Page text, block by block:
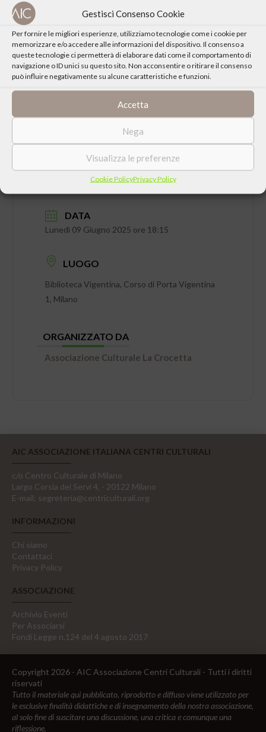
Gestisci Consenso Cookie
Per fornire le migliori esperienze, utilizziamo tecnologie come i cookie per
memorizzare e/o accedere alle informazioni del dispositivo. Il consenso a
queste tecnologie ci permetterà di elaborare dati come il comportamento di
navigazione o ID unici su questo sito. Non acconsentire o ritirare il consenso
può influire negativamente su alcune caratteristiche e funzioni.
Accetta
Nega
Visualizza le preferenze
Cookie PolicyPrivacy Policy
CONDIVIDI QUESTO EVENTO
DATA
Lunedì 09 Giugno 2025 ore 18:15
LUOGO
Biblioteca Vigentina, Corso di Porta Vigentina
1, Milano
ORGANIZZATO DA
Associazione Culturale La Crocetta
AIC ASSOCIAZIONE ITALIANA CENTRI CULTURALI
c/o Centro Culturale di Milano
Largo Corsia dei Servi 4, - 20122 Milano
E-mail: segreteria@centriculturali.org
INFORMAZIONI
Chi siamo
Contattaci
Privacy Policy
ASSOCIAZIONE
Archivio Eventi
Per Associarsi
Fondi Legge n.124 del 4 agosto 2017
Copyright 2026 - AIC Associazione Centri Culturali - Tutti i diritti
riservati
Tutto il materiale qui pubblicato, riprodotto e diffuso viene utilizzato per
le esclusive finalità didattiche e di insegnamento della nostra associazione,
al solo fine di suscitare una discussione, una critica e comunque una
riflessione.